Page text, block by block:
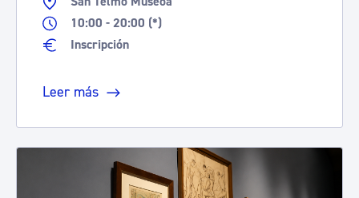
10:00 - 20:00 (*)
Inscripción
Leer más